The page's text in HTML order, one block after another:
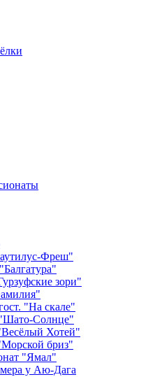
Фреш"
зори"
"На скале"
Солнце"
Хотей"
бриз"
"Ямал"
у Аю-Дага